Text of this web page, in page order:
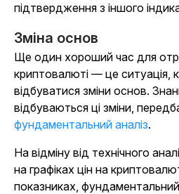
підтвердження з іншого
Зміна основ
Ще один хороший час для
криптовалюті — це ситуація,
відбуватися зміни основ.
відбуваються ці зміни,
фундаментальний аналіз.
На відміну від технічного
на графіках цін на
показниках,